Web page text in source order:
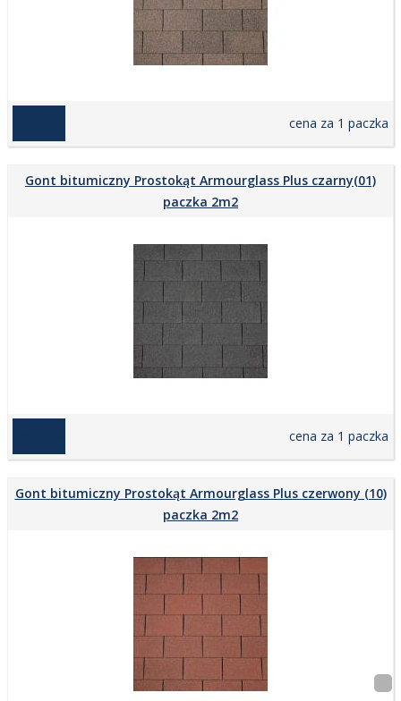
cena za 1 paczka
Gont bitumiczny Prostokąt Armourglass Plus czarny(01)
paczka 2m2
cena za 1 paczka
Gont bitumiczny Prostokąt Armourglass Plus czerwony (10)
paczka 2m2